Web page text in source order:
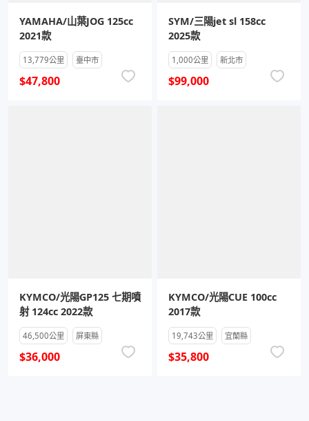
YAMAHA/山葉JOG 125cc
2021款
13,779公里 臺中市
$47,800
SYM/三陽jet sl 158cc
2025款
1,000公里 新北市
$99,000
KYMCO/光陽GP125 七期噴
射 124cc 2022款
46,500公里 屏東縣
$36,000
KYMCO/光陽CUE 100cc
2017款
19,743公里 宜蘭縣
$35,800